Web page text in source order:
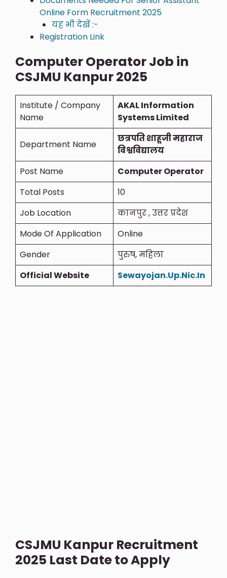
Online Form Recruitment 2025
यह भी देखें :-
Registration Link
Computer Operator Job in
CSJMU Kanpur 2025
Institute / Company
Name
AKAL Information
Systems Limited
Department Name
छत्रपति शाहूजी महाराज
विश्वविद्यालय
Post Name
Computer Operator
Total Posts
10
Job Location
कानपुर , उत्तर प्रदेश
Mode Of Application
Online
Gender
पुरुष, महिला
Official Website
Sewayojan.Up.Nic.In
CSJMU Kanpur Recruitment
2025 Last Date to Apply